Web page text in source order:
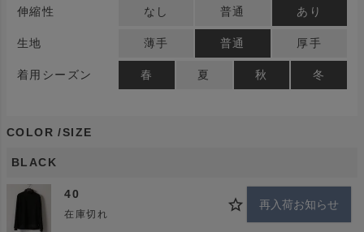
しい青みを有するグレーや、こなれたクリーミーなホワ
イトカラーも特徴的。
Buyersコメント
す。着用時の心地よさが非常に良くセレクトさせて頂き
ました。少し肌寒くなってきた季節からはこちらがオス
ランスも綺麗です。
伸縮性 なし 普通 あり
生地 薄手 普通 厚手
着用シーズン 春 夏 秋 冬
COLOR SIZE
BLACK
40
在庫切れ
再入荷お知らせ